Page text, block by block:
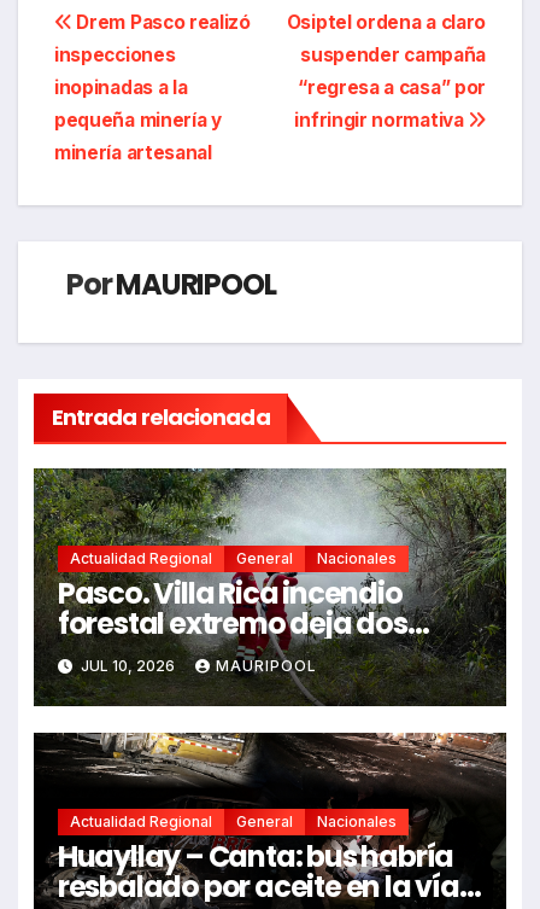
Navegación
de
entradas
Osiptel ordena a claro
suspender campaña
“regresa a casa” por
infringir normativa
Drem Pasco realizó
inspecciones
inopinadas a la
pequeña minería y
minería artesanal
PorMAURIPOOL
Entrada relacionada
Actualidad Regional General Nacionales
Pasco. Villa Rica incendio
forestal extremo deja dos
fallecidos y heridos
JUL 10, 2026 MAURIPOOL
Actualidad Regional General Nacionales
Huayllay – Canta: bus habría
resbalado por aceite en la vía e